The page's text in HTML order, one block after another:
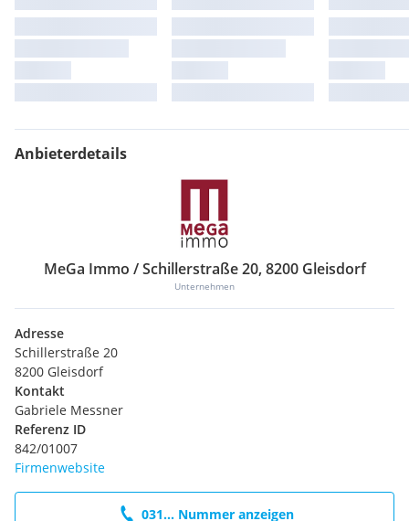
Anbieterdetails
MeGa Immo / Schillerstraße 20, 8200 Gleisdorf
Unternehmen
Adresse
Schillerstraße 20
8200 Gleisdorf
Kontakt
Gabriele Messner
Referenz ID
842/01007
Firmenwebsite
031... Nummer anzeigen